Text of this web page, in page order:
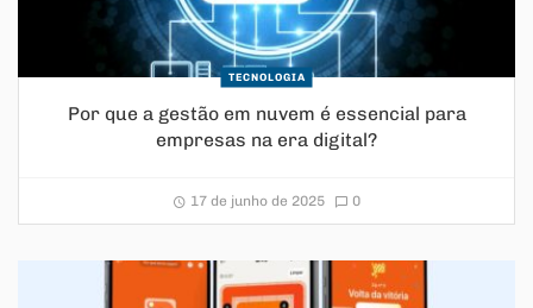
TECNOLOGIA
Por que a gestão em nuvem é essencial para
empresas na era digital?
17 de junho de 2025 0